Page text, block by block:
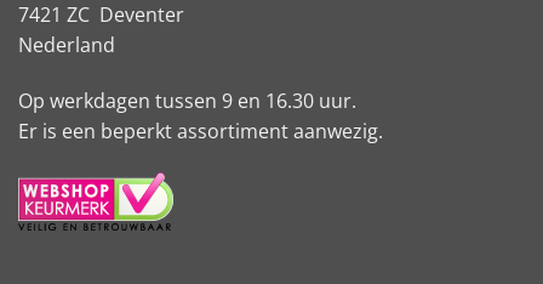
7421 ZC Deventer
Nederland
Op werkdagen tussen 9 en 16.30 uur.
Er is een beperkt assortiment aanwezig.